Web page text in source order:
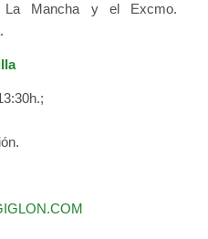
La Mancha y el Excmo.